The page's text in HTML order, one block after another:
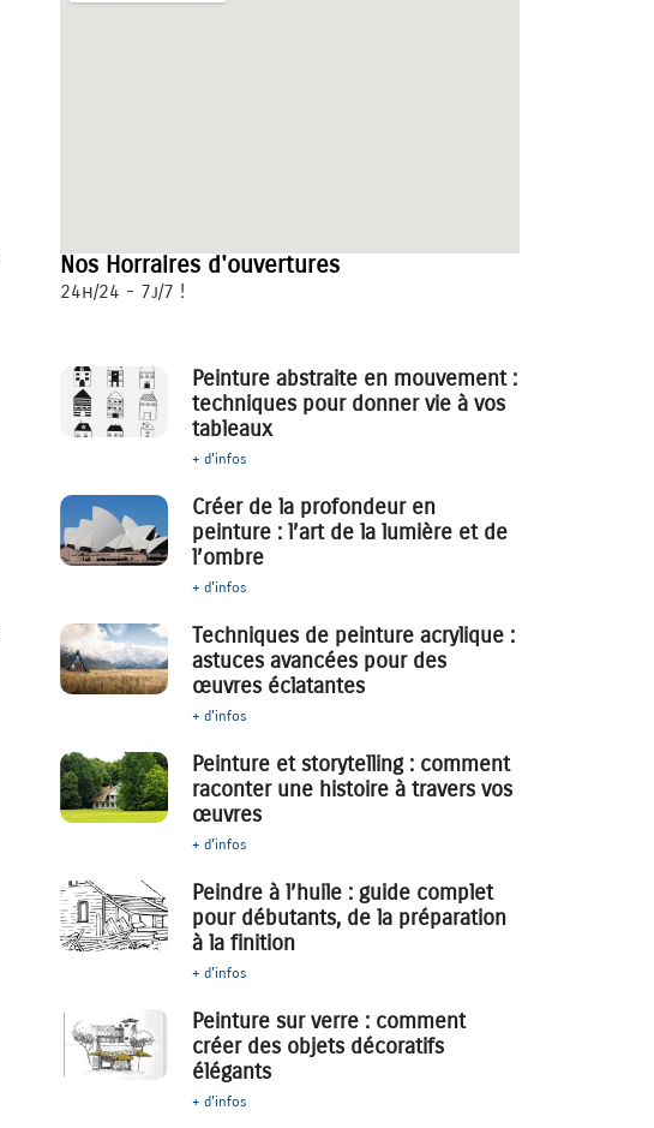
Nos Horraires d'ouvertures
24h/24 - 7j/7 !
Peinture abstraite en mouvement :
techniques pour donner vie à vos
tableaux
+ d'infos
Créer de la profondeur en
peinture : l’art de la lumière et de
l’ombre
+ d'infos
Techniques de peinture acrylique :
astuces avancées pour des
œuvres éclatantes
+ d'infos
Peinture et storytelling : comment
raconter une histoire à travers vos
œuvres
+ d'infos
Peindre à l’huile : guide complet
pour débutants, de la préparation
à la finition
+ d'infos
Peinture sur verre : comment
créer des objets décoratifs
élégants
+ d'infos